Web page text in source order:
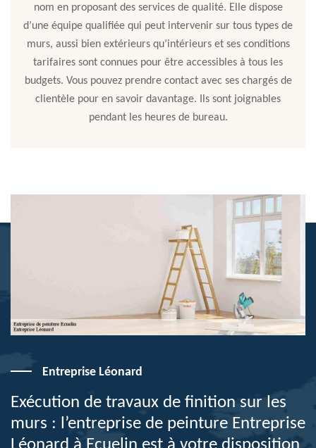
nom en proposant des services de qualité. Elle dispose
d’une équipe qualifiée qui peut intervenir sur tous types de
murs, aussi bien extérieurs qu’intérieurs et ses conditions
tarifaires sont connues pour être accessibles à tous les
budgets. Vous pouvez prendre contact avec ses chargés de
clientèle pour en savoir davantage. Ils sont joignables
pendant les heures de bureau.
Entreprise Léonard
Exécution de travaux de finition sur les
murs : l’entreprise de peinture Entreprise